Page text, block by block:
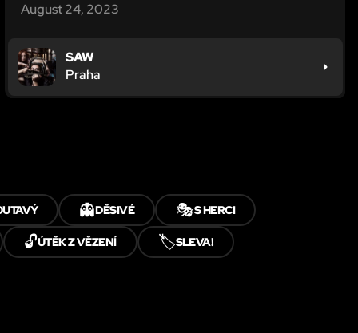
August 24, 2023
SAW
Praha
👻DĚSIVÉ 🎭S HERCI
🔓ÚTĚK Z VĚZENÍ 🏷️SLEVA!